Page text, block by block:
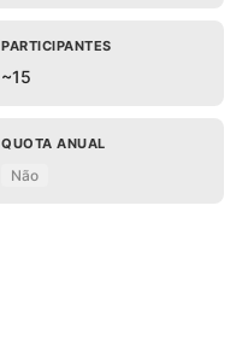
PARTICIPANTES
~15
QUOTA ANUAL
Não